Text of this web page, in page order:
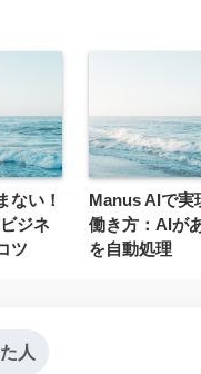
ない！
ジネ
ツ
Manus AIで実
働き方：AIが
を自動処理
人